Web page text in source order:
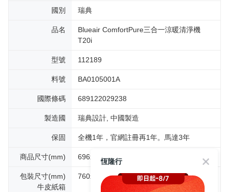
國別 瑞典
品名
Blueair ComfortPure三合一涼暖清淨機
T20i
型號 112189
料號 BA0105001A
國際條碼 689122029238
製造國 瑞典設計, 中國製造
保固 全機1年，官網註冊再1年。馬達3年
商品尺寸(mm) 696x345x345mm
包裝尺寸(mm)
牛皮紙箱
760x400x400mm